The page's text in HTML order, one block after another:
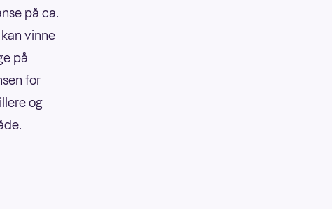
på ca.
vinne
på
for
og